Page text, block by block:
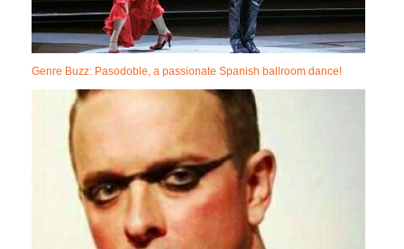
Genre Buzz: Pasodoble, a passionate Spanish ballroom dance!